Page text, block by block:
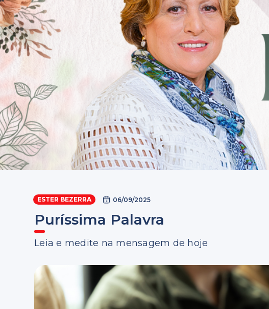
ESTER BEZERRA 06/09/2025
Puríssima Palavra
Leia e medite na mensagem de hoje